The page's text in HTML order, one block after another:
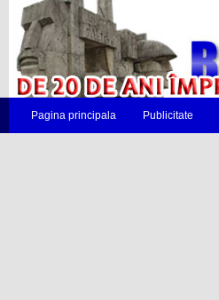
Pagina principala Publicitate